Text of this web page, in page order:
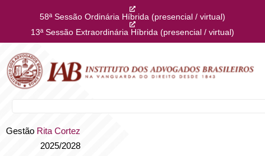
58ª Sessão Ordinária Híbrida (presencial / virtual)
13ª Sessão Extraordinária Híbrida (presencial / virtual)
Gestão Rita Cortez
2025/2028